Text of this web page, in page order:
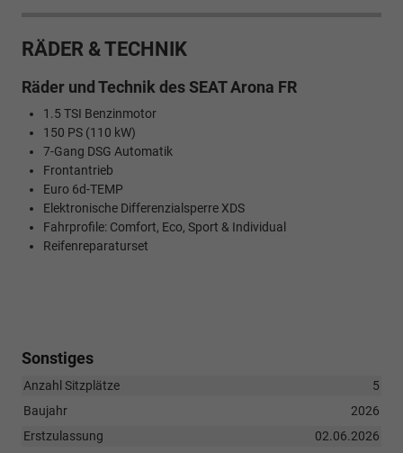
RÄDER & TECHNIK
Räder und Technik des SEAT Arona FR
1.5 TSI Benzinmotor
150 PS (110 kW)
7-Gang DSG Automatik
Frontantrieb
Euro 6d-TEMP
Elektronische Differenzialsperre XDS
Fahrprofile: Comfort, Eco, Sport & Individual
Reifenreparaturset
Sonstiges
Anzahl Sitzplätze
5
Baujahr
2026
Erstzulassung
02.06.2026